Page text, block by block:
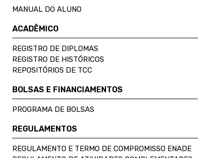
MANUAL DO ALUNO
ACADÊMICO
REGISTRO DE DIPLOMAS
REGISTRO DE HISTÓRICOS
REPOSITÓRIOS DE TCC
BOLSAS E FINANCIAMENTOS
PROGRAMA DE BOLSAS
REGULAMENTOS
REGULAMENTO E TERMO DE COMPROMISSO ENADE